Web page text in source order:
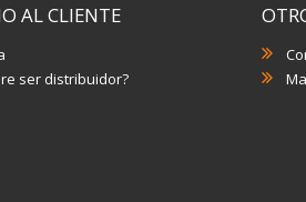
AL CLIENTE
ser distribuidor?